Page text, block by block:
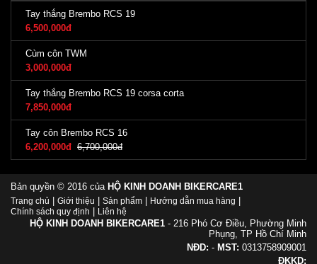
Tay thắng Brembo RCS 19
6,500,000đ
Cùm côn TWM
3,000,000đ
Tay thắng Brembo RCS 19 corsa corta
7,850,000đ
Tay côn Brembo RCS 16
6,200,000đ 6,700,000đ
Bản quyền © 2016 của HỘ KINH DOANH BIKERCARE1
Trang chủ | Giới thiệu | Sản phẩm | Hướng dẫn mua hàng |
Chính sách quy định | Liên hệ
HỘ KINH DOANH BIKERCARE1 - 216 Phó Cơ Điều, Phường Minh
Phụng, TP Hồ Chí Minh
NĐD: - MST: 0313758909001
ĐKKD: